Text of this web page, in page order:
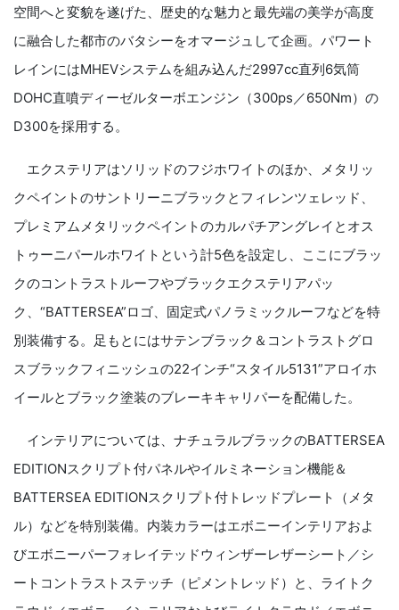
空間へと変貌を遂げた、歴史的な魅力と最先端の美学が高度
に融合した都市のバタシーをオマージュして企画。パワート
レインにはMHEVシステムを組み込んだ2997cc直列6気筒
DOHC直噴ディーゼルターボエンジン（300ps／650Nm）の
D300を採用する。
エクステリアはソリッドのフジホワイトのほか、メタリッ
クペイントのサントリーニブラックとフィレンツェレッド、
プレミアムメタリックペイントのカルパチアングレイとオス
トゥーニパールホワイトという計5色を設定し、ここにブラッ
クのコントラストルーフやブラックエクステリアパッ
ク、“BATTERSEA”ロゴ、固定式パノラミックルーフなどを特
別装備する。足もとにはサテンブラック＆コントラストグロ
スブラックフィニッシュの22インチ“スタイル5131”アロイホ
イールとブラック塗装のブレーキキャリパーを配備した。
インテリアについては、ナチュラルブラックのBATTERSEA
EDITIONスクリプト付パネルやイルミネーション機能＆
BATTERSEA EDITIONスクリプト付トレッドプレート（メタ
ル）などを特別装備。内装カラーはエボニーインテリアおよ
びエボニーパーフォレイテッドウィンザーレザーシート／シ
ートコントラストステッチ（ピメントレッド）と、ライトク